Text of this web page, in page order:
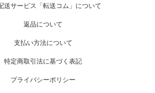
送サービス「転送コム」について
返品について
支払い方法について
特定商取引法に基づく表記
プライバシーポリシー